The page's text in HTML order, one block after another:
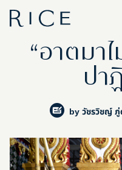
“อาตมา
ปา
byวัชรวิชญ์